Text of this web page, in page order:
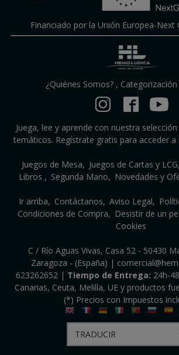
Financiado por la Unión Europea-Next
¿Quiénes Somos?,
Juega, lee y aprende con nuestra
temáticos. Regístrate gratis para acceder a
Juegos de Mesa Juegos de Cartas y LCG
Libros
Segunda Mano Novedades y
Ir arriba Contáctanos Aviso Legal
Condiciones de Compra
Desistir de un
Cookies
C / Río Aguas Vivas, Casa 52 - 50430
Zaragoza - (España) |
623262652 | Tiempo de Entrega: 24h-
Canarias, Ceuta, Melilla, UE y productos
(*) Precios con Impuestos